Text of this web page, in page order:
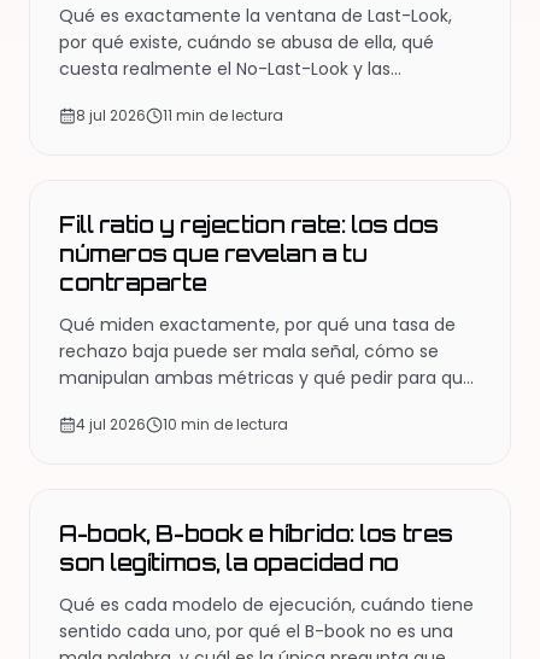
Qué es exactamente la ventana de Last-Look,
por qué existe, cuándo se abusa de ella, qué
cuesta realmente el No-Last-Look y las
que no lo es.
8 jul 2026 11 min de lectura
Fill ratio y rejection rate: los dos
números que revelan a tu
contraparte
Qué miden exactamente, por qué una tasa de
rechazo baja puede ser mala señal, cómo se
manipulan ambas métricas y qué pedir para que
4 jul 2026 10 min de lectura
A-book, B-book e híbrido: los tres
son legítimos, la opacidad no
Qué es cada modelo de ejecución, cuándo tiene
sentido cada uno, por qué el B-book no es una